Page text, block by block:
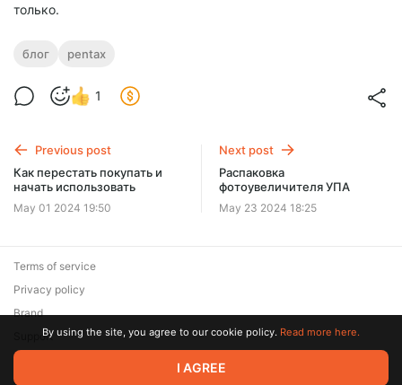
только.
блог pentax
1
Previous post
Как перестать покупать и
начать использовать
May 01 2024 19:50
Next post
Распаковка
фотоувеличителя УПА
May 23 2024 18:25
© 2026 Zaya Solutions Limited. All rights reserved. All trademarks
are the property of their respective owners.
Terms of service
Privacy policy
Brand
SupportBy using the site, you agree to our cookie policy. Read more here.
I AGREE